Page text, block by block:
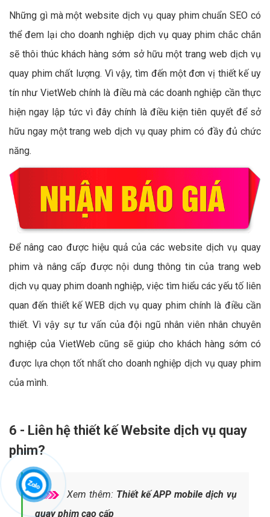
Những gì mà một website dịch vụ quay phim chuẩn SEO có
thể đem lại cho doanh nghiệp dịch vụ quay phim chắc chắn
sẽ thôi thúc khách hàng sớm sở hữu một trang web dịch vụ
quay phim chất lượng. Vì vậy, tìm đến một đơn vị thiết kế uy
tín như VietWeb chính là điều mà các doanh nghiệp cần thực
hiện ngay lập tức vì đây chính là điều kiện tiên quyết để sở
hữu ngay một trang web dịch vụ quay phim có đầy đủ chức
năng.
Để nâng cao được hiệu quả của các website dịch vụ quay
phim và nâng cấp được nội dung thông tin của trang web
dịch vụ quay phim doanh nghiệp, việc tìm hiểu các yếu tố liên
quan đến thiết kế WEB dịch vụ quay phim chính là điều cần
thiết. Vì vậy sự tư vấn của đội ngũ nhân viên nhân chuyên
nghiệp của VietWeb cũng sẽ giúp cho khách hàng sớm có
được lựa chọn tốt nhất cho doanh nghiệp dịch vụ quay phim
của mình.
6 - Liên hệ thiết kế Website dịch vụ quay
phim?
Xem thêm: Thiết kế APP mobile dịch vụ
quay phim cao cấp